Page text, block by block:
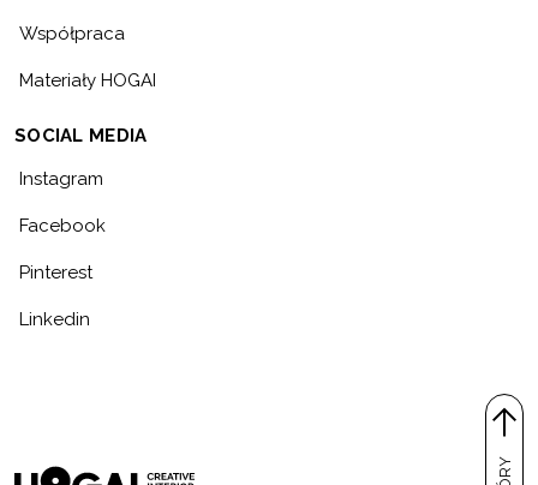
Współpraca
Materiały HOGAI
SOCIAL MEDIA
Instagram
Facebook
Pinterest
Linkedin